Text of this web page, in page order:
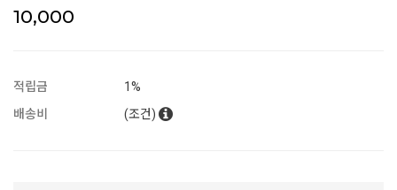
10,000
적립금
1%
배송비
(조건)